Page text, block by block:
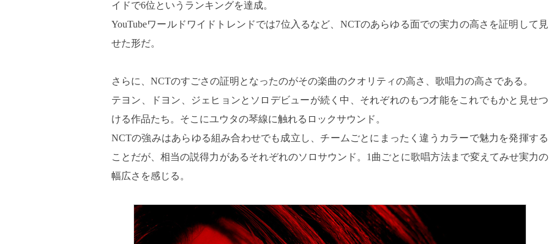
イドで6位というランキングを達成。
YouTubeワールドワイドトレンドでは7位入るなど、NCTのあらゆる面での実力の高さを証明して見
せた形だ。
さらに、NCTのすごさの証明となったのがその楽曲のクオリティの高さ、歌唱力の高さである。
テヨン、ドヨン、ジェヒョンとソロデビューが続く中、それぞれのもつ才能をこれでもかと見せつ
ける作品たち。そこにユウタの琴線に触れるロックサウンド。
NCTの強みはあらゆる組み合わせでも成立し、チームごとにまったく違うカラーで魅力を発揮する
ことだが、相当の説得力があるそれぞれのソロサウンド。1曲ごとに歌唱方法まで変えてみせ実力の
幅広さを感じる。